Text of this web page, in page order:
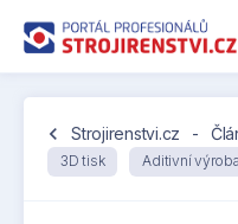
chevron_left Strojirenstvi.cz -
3D tisk Aditivní výroba